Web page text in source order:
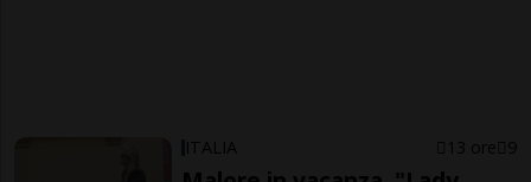
ITALIA 13 ore 9